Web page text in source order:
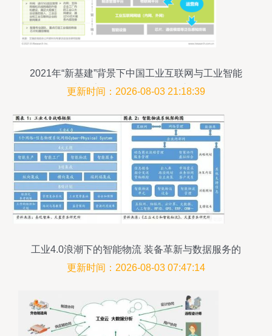
2021年“新基建”背景下中国工业互联网与工业智能
研究报告 聚焦数据服务的核心价值
更新时间：2026-08-03 21:18:39
工业4.0浪潮下的智能物流 装备革新与数据服务的
深度融合
更新时间：2026-08-03 07:47:14